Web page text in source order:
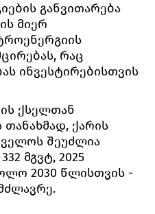
განვითარება
მიერ
რაც
ინვესტირებისთვის
ქსელთან
ქარის
შეუძლია
მგვტ, 2025
2030 წლისთვის -